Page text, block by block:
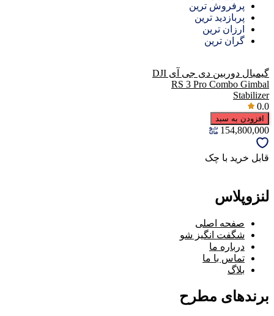
پرفروش ترین
پربازدید ترین
ارزان ترین
گران ترین
گیمبال دوربین دی جی آی DJI
RS 3 Pro Combo Gimbal
Stabilizer
0.0
افزودن به سبد
154,800,000
قابل خرید با چک
لنزوپلاس
صفحه اصلی
شگفت انگیز شو
درباره ما
تماس با ما
بلاگ
برندهای مطرح